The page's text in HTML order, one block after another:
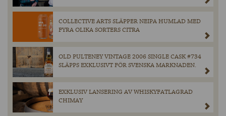
COLLECTIVE ARTS SLÄPPER NEIPA HUMLAD MED
FYRA OLIKA SORTERS CITRA
OLD PULTENEY VINTAGE 2006 SINGLE CASK #734
SLÄPPS EXKLUSIVT FÖR SVENSKA MARKNADEN.
EXKLUSIV LANSERING AV WHISKYFATLAGRAD
CHIMAY